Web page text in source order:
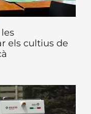
els cultius de